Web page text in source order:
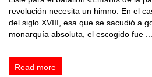
revolución necesita un himno. En el
del siglo XVIII, esa que se sacudió a
monarquía absoluta, el escogido fue ...
Read more